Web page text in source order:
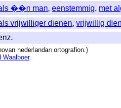
��n man,eenstemmig, met
vrijwilliger dienen,vrijwillig
nederlandan ortografion.)
Waalboer.